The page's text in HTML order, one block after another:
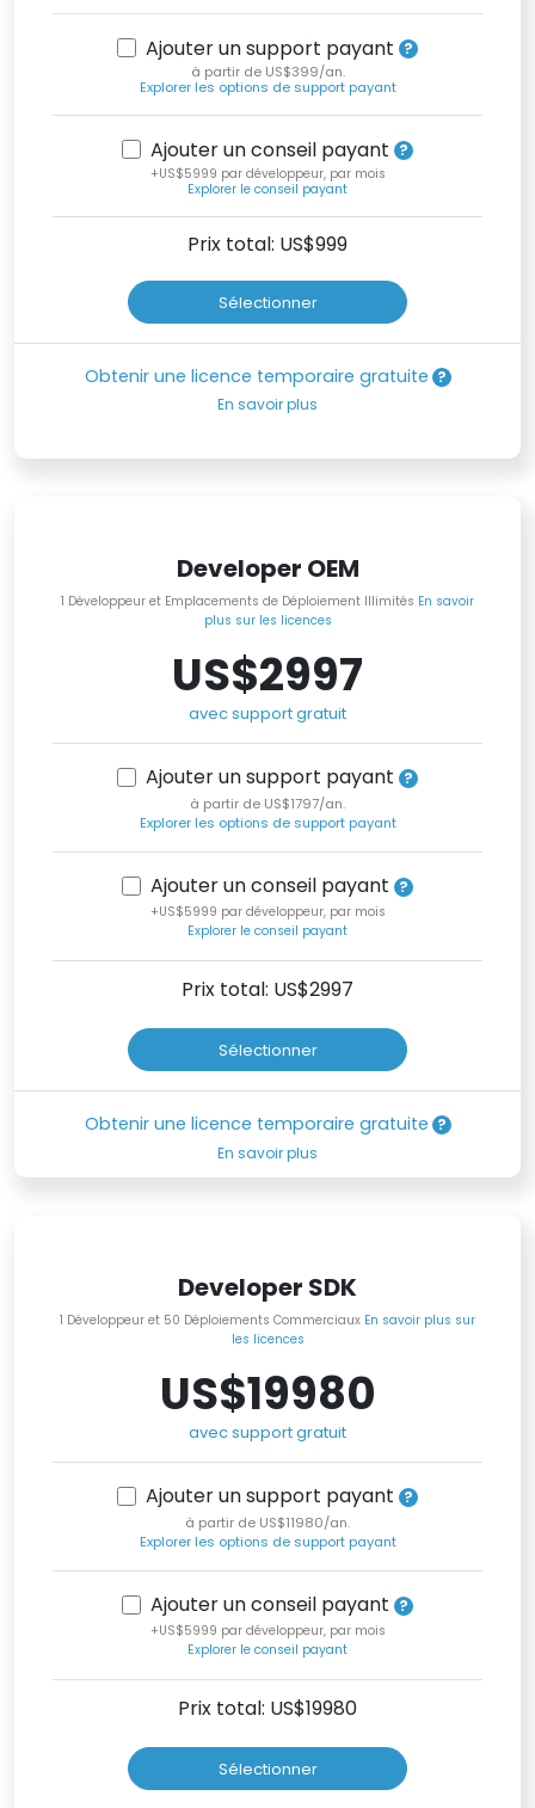
Ajouter un support payant
à partir de US$399/an.
Explorer les options de support payant
Ajouter un conseil payant
+US$5999 par développeur, par mois
Explorer le conseil payant
Prix total: US$999
Sélectionner
Obtenir une licence temporaire gratuite
En savoir plus
Developer OEM
1 Développeur et Emplacements de Déploiement Illimités En savoir
plus sur les licences
US$2997
avec support gratuit
Ajouter un support payant
à partir de US$1797/an.
Explorer les options de support payant
Ajouter un conseil payant
+US$5999 par développeur, par mois
Explorer le conseil payant
Prix total: US$2997
Sélectionner
Obtenir une licence temporaire gratuite
En savoir plus
Developer SDK
1 Développeur et 50 Déploiements Commerciaux En savoir plus sur
les licences
US$19980
avec support gratuit
Ajouter un support payant
à partir de US$11980/an.
Explorer les options de support payant
Ajouter un conseil payant
+US$5999 par développeur, par mois
Explorer le conseil payant
Prix total: US$19980
Sélectionner